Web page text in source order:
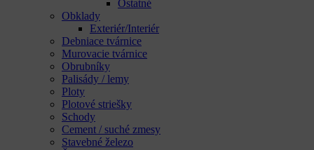
Ostatné
Obklady
Exteriér/Interiér
Debniace tvárnice
Murovacie tvárnice
Obrubníky
Palisády / lemy
Ploty
Plotové striešky
Schody
Cement / suché zmesy
Stavebné železo